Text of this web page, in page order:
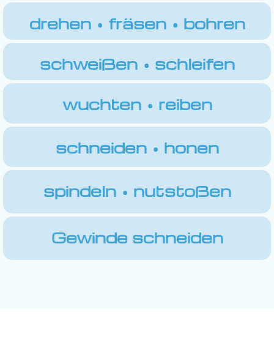
drehen • fräsen • bohren
schweißen • schleifen
wuchten • reiben
schneiden • honen
spindeln • nutstoßen
Gewinde schneiden